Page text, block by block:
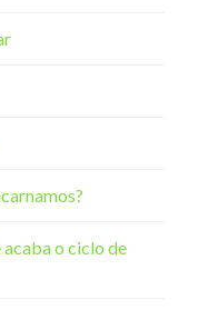
o ciclo de